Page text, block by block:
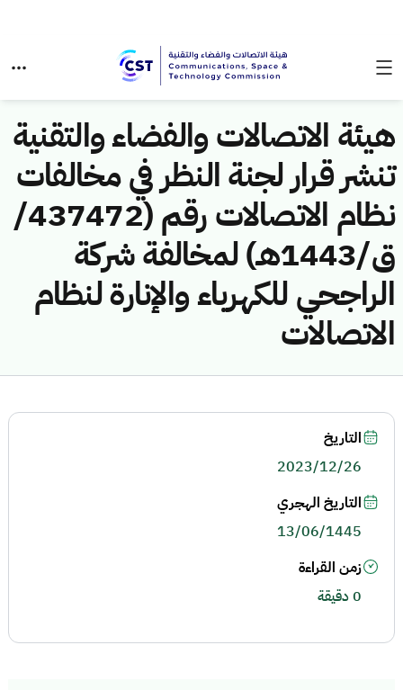
هيئة الاتصالات والفضاء والتقنية
تنشر قرار لجنة النظر في مخالفات
نظام الاتصالات رقم (437472/
ق/1443هـ) لمخالفة شركة
الراجحي للكهرباء والإنارة لنظام
الاتصالات
التاريخ
2023/12/26
التاريخ الهجري
13/06/1445
زمن القراءة
0 دقيقة